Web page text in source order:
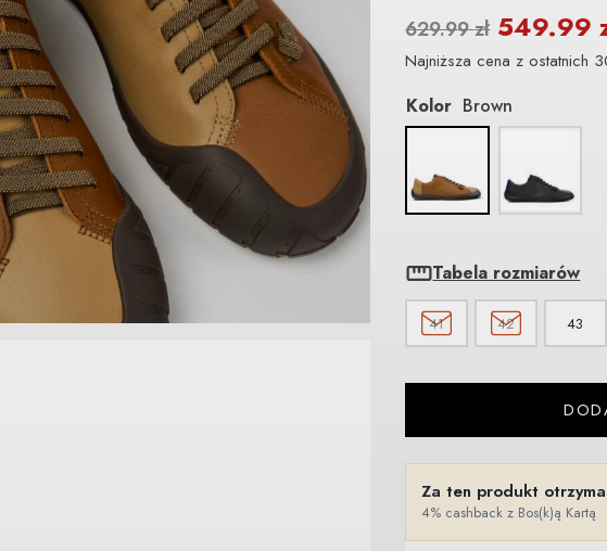
629.99zł 549.99
Najniższa cena z ostatnich
Kolor Brown
Tabela rozmiarów
41 42 43
Za ten produkt
4% cashback z Bos(k)ą Kartą